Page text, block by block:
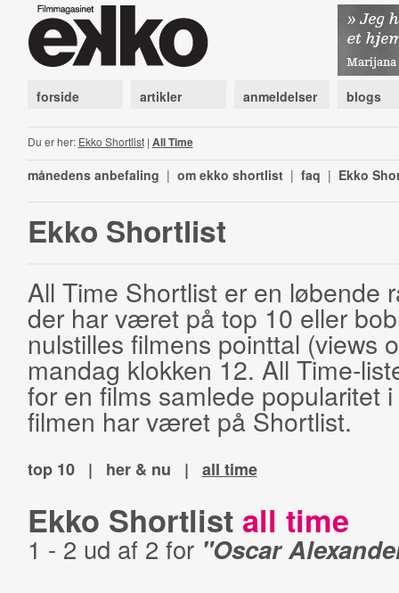
forside artikler anmeldelser blogs
Du er her: Ekko Shortlist| All Time
månedens anbefaling | om ekko shortlist | faq | Ekko
Ekko Shortlist
All Time Shortlist er en løbende
der har været på top 10 eller
nulstilles filmens pointtal (views
mandag klokken 12. All Time-
for en films samlede popularitet
filmen har været på Shortlist.
top 10 | her & nu | all time
Ekko Shortlist all time
1 - 2 ud af 2 for "Oscar